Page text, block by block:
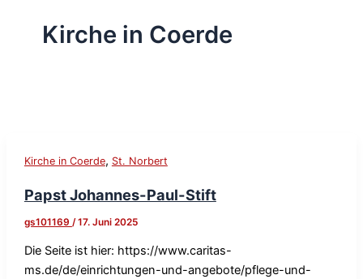
Kirche in Coerde
Kirche in Coerde, St. Norbert
Papst Johannes-Paul-Stift
gs101169 /17. Juni 2025
Die Seite ist hier: https://www.caritas-
ms.de/de/einrichtungen-und-angebote/pflege-und-